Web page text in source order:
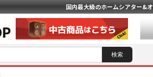
国内最大級のホームシアター&